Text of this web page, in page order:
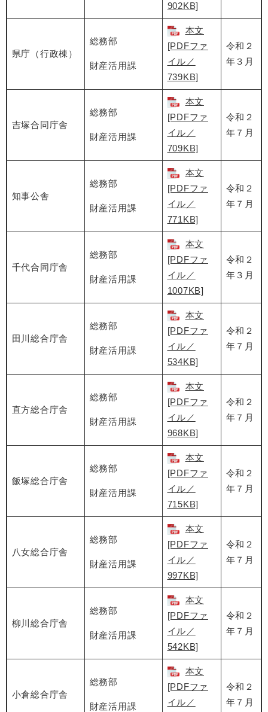
902KB]
県庁（行政棟）
総務部
財産活用課
本文
[PDFファ
イル／
739KB]
令和２
年３月
吉塚合同庁舎
総務部
財産活用課
本文
[PDFファ
イル／
709KB]
令和２
年７月
知事公舎
総務部
財産活用課
本文
[PDFファ
イル／
771KB]
令和２
年７月
千代合同庁舎
総務部
財産活用課
本文
[PDFファ
イル／
1007KB]
令和２
年３月
田川総合庁舎
総務部
財産活用課
本文
[PDFファ
イル／
534KB]
令和２
年７月
直方総合庁舎
総務部
財産活用課
本文
[PDFファ
イル／
968KB]
令和２
年７月
飯塚総合庁舎
総務部
財産活用課
本文
[PDFファ
イル／
715KB]
令和２
年７月
八女総合庁舎
総務部
財産活用課
本文
[PDFファ
イル／
997KB]
令和２
年７月
柳川総合庁舎
総務部
財産活用課
本文
[PDFファ
イル／
542KB]
令和２
年７月
小倉総合庁舎
総務部
財産活用課
本文
[PDFファ
イル／
令和２
年７月